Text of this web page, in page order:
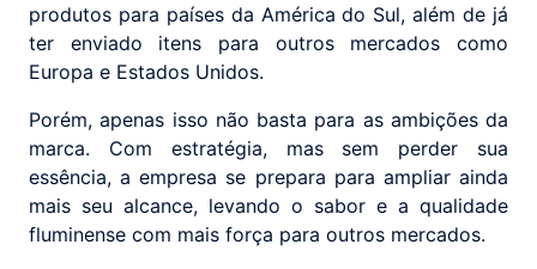
produtos para países da América do Sul, além de já
ter enviado itens para outros mercados como
Europa e Estados Unidos.
Porém, apenas isso não basta para as ambições da
marca. Com estratégia, mas sem perder sua
essência, a empresa se prepara para ampliar ainda
mais seu alcance, levando o sabor e a qualidade
fluminense com mais força para outros mercados.